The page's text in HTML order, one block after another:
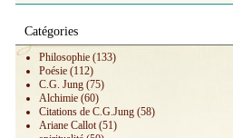
Catégories
Philosophie (133)
Poésie (112)
C.G. Jung (75)
Alchimie (60)
Citations de C.G.Jung (58)
Ariane Callot(51)